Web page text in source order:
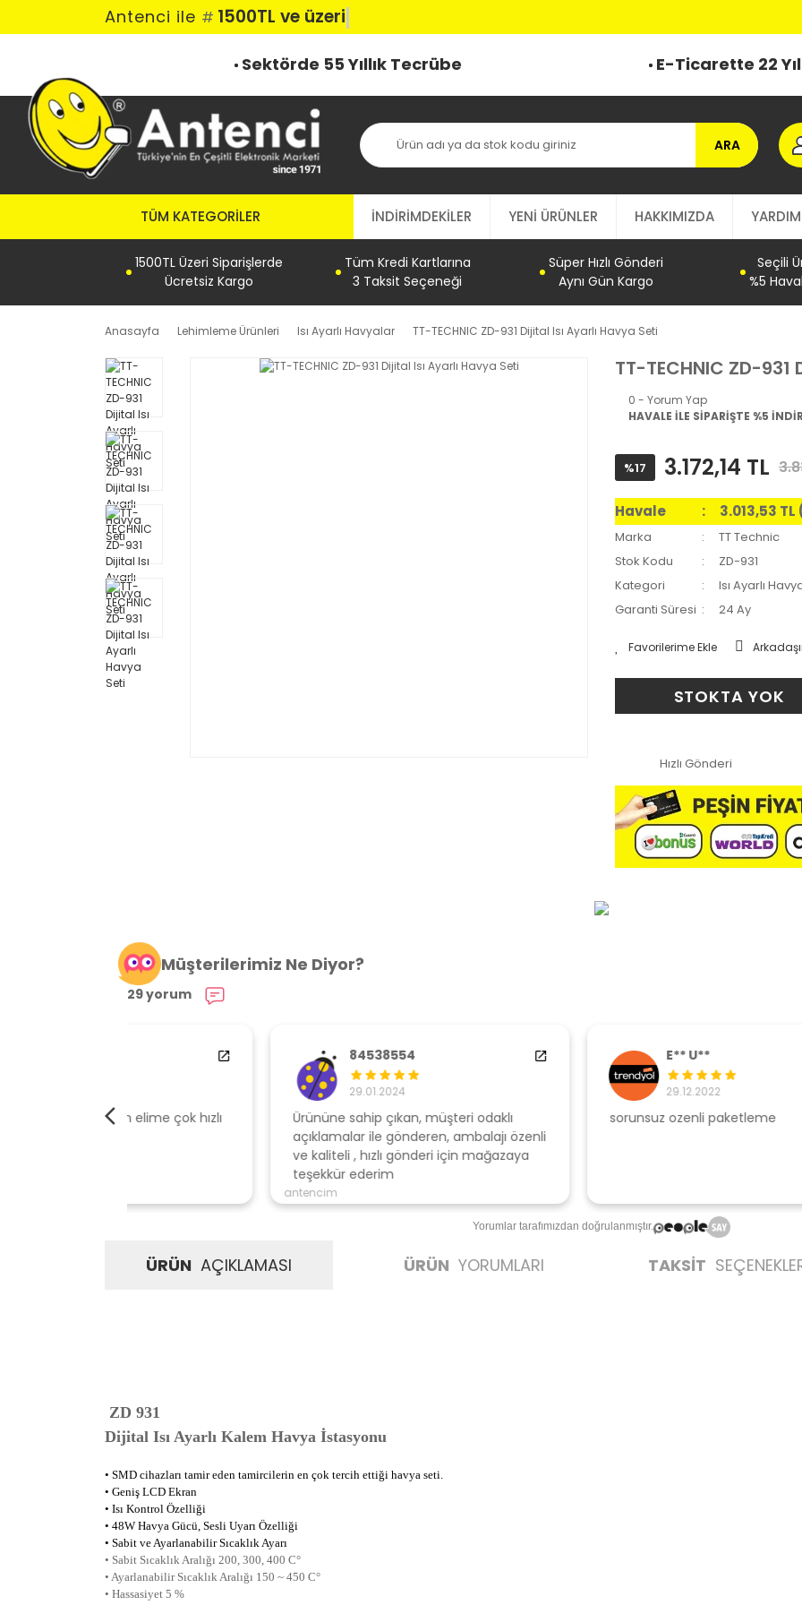
Antenci ile # 1500TL ve üzeri ka
Sektörde 55 Yıllık Tecrübe E-Ticarette 22
ARA
TÜM KATEGORILER İNDİRİMDEKİLER YENİ ÜRÜNLER HAKKIMIZDA YARDIM
1500TL Üzeri Siparişlerde
Ücretsiz Kargo
Tüm Kredi Kartlarına
3 Taksit Seçeneği
Süper Hızlı Gönderi
Aynı Gün Kargo
Seçili
%5
Anasayfa Lehimleme Ürünleri Isı Ayarlı Havyalar TT-TECHNIC ZD-931 Dijital Isı Ayarlı Havya Seti
TT-TECHNIC ZD-
0 - Yorum Yap
HAVALE İLE SİPARİŞTE %5
%17 3.172,14 TL
Havale 3.013,53
Marka
TT Technic
Stok Kodu
ZD-931
Kategori
Isı Ayarlı
Garanti Süresi
24 Ay
STOKTA YOK
Hızlı Gönderi
Müşterilerimiz Ne Diyor?
29 yorum
84538554
Ürününe sahip çıkan, müşteri odaklı
açıklamalar ile gönderen, ambalajı özenli
ve kaliteli , hızlı gönderi için mağazaya
E** U**
sorunsuz ozenli paketleme
Yorumlar tarafımızdan doğrulanmıştır.
ÜRÜN AÇIKLAMASI ÜRÜN YORUMLARI TAKSİT
ZD 931
Dijital Isı Ayarlı Kalem Havya İstasyonu
• SMD cihazları tamir eden tamircilerin en çok tercih ettiği havya seti.
• Geniş LCD Ekran
• Isı Kontrol Özelliği
• 48W Havya Gücü, Sesli Uyarı Özelliği
• Sabit ve Ayarlanabilir Sıcaklık Ayarı
• Sabit Sıcaklık Aralığı 200, 300, 400 C°
• Ayarlanabilir Sıcaklık Aralığı 150 ~ 450 C°
• Hassasiyet 5 %